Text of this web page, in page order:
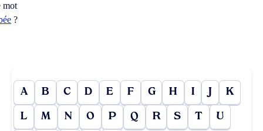
mot
?
A B C D E F G H I J K
L M N O P Q R S T U